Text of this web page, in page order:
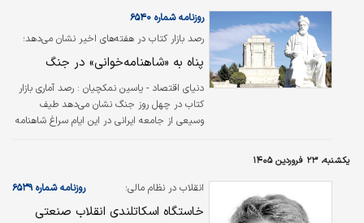
نقطه پایان ناتو تبدیل می‌شود، باز هم در اشتباه
بودید.
رصد بازار کتاب در هفته‌های اخیر نشان می‌دهد؛
روزنامه شماره ۶۵۴۰
پناه به «شاهنامه‌خوانی» در جنگ
دنیای اقتصاد - یاسین نمکچیان : رصد آماری بازار
کتاب در چهل روز جنگ نشان می‌دهد طیف
وسیعی از جامعه ایرانی در این ایام سراغ شاهنامه
مواجهه شده‌اند که خیلی جدی و دغدغه مند اهل
کتاب نبوده‌اند.
یکشنبه، ۲۳ فروردین ۱۴۰۵
انقلاب در نظام مالی؛ روزنامه شماره ۶۵۳۹
خاستگاه اسکاتلندی انقلاب صنعتی